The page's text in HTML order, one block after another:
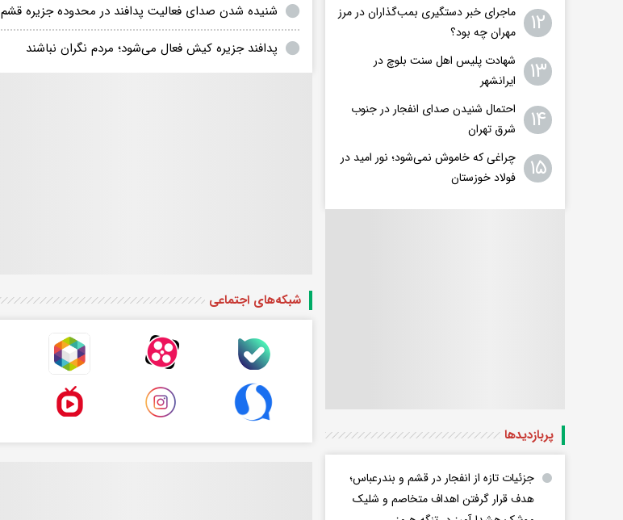
شنیده شدن صدای فعالیت پدافند در محدوده جزیره قشم
پدافند جزیره کیش فعال می‌شود؛ مردم نگران نباشند
شبکه‌های اجتماعی
۱۲
ماجرای خبر دستگیری بمب‌گذاران در مرز
مهران چه بود؟
۱۳
شهادت پلیس اهل سنت بلوچ در
ایرانشهر
۱۴
احتمال شنیدن صدای انفجار در جنوب
شرق تهران
۱۵
چراغی که خاموش نمی‌شود؛ نور امید در
فولاد خوزستان
پربازدید‌ها
جزئیات تازه از انفجار در قشم و بندرعباس؛
هدف قرار گرفتن اهداف متخاصم و شلیک